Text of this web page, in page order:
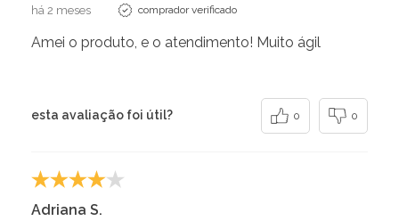
há 2 meses comprador verificado
Amei o produto, e o atendimento! Muito ágil
esta avaliação foi útil? 0 0
Adriana S.